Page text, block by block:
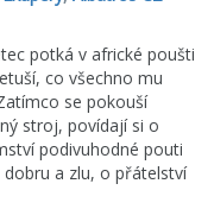
potká v africké poušti
co všechno mu
se pokouší
stroj, povídají si o
podivuhodné pouti
a zlu, o přátelství